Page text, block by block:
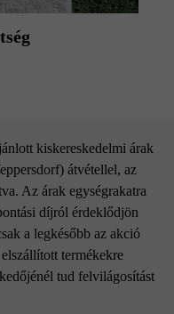
kiskereskedelmi árak
átvétellel, az
Az árak egységrakatra
díjról érdeklődjön
a legkésőbb az akció
termékekre
tud felvilágosítást